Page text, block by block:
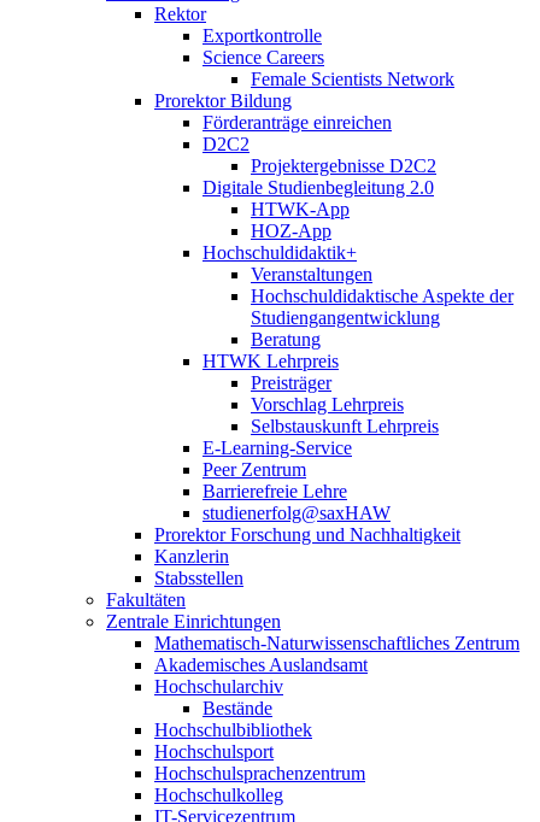
Rektor
Exportkontrolle
Science Careers
Female Scientists Network
Prorektor Bildung
Förderanträge einreichen
D2C2
Projektergebnisse D2C2
Digitale Studienbegleitung 2.0
HTWK-App
HOZ-App
Hochschuldidaktik+
Veranstaltungen
Hochschuldidaktische Aspekte der
Studiengangentwicklung
Beratung
HTWK Lehrpreis
Preisträger
Vorschlag Lehrpreis
Selbstauskunft Lehrpreis
E-Learning-Service
Peer Zentrum
Barrierefreie Lehre
studienerfolg@saxHAW
Prorektor Forschung und Nachhaltigkeit
Kanzlerin
Stabsstellen
Fakultäten
Zentrale Einrichtungen
Mathematisch-Naturwissenschaftliches Zentrum
Akademisches Auslandsamt
Hochschularchiv
Bestände
Hochschulbibliothek
Hochschulsport
Hochschulsprachenzentrum
Hochschulkolleg
IT-Servicezentrum